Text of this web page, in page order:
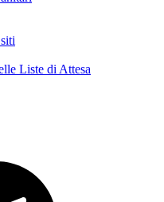
Liste di Attesa